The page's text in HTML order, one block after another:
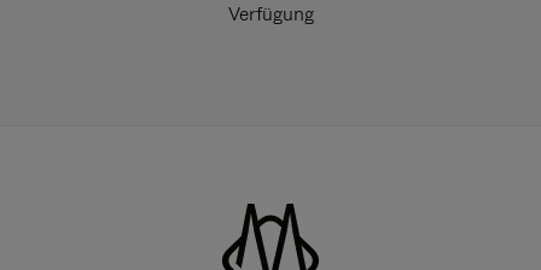
Verfügung